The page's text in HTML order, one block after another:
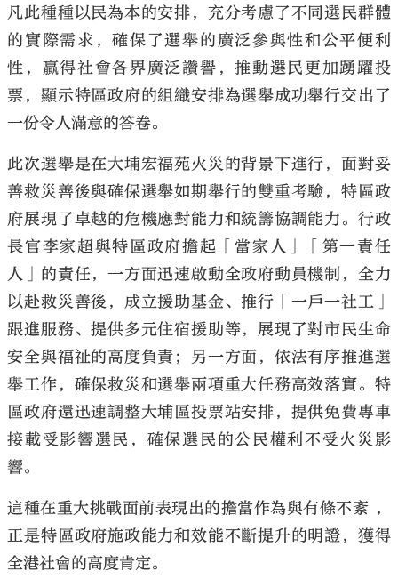
凡此種種以民為本的安排，充分考慮了不同選民群體
的實際需求，確保了選舉的廣泛參與性和公平便利
性，贏得社會各界廣泛讚譽，推動選民更加踴躍投
票，顯示特區政府的組織安排為選舉成功舉行交出了
一份令人滿意的答卷。
此次選舉是在大埔宏福苑火災的背景下進行，面對妥
善救災善後與確保選舉如期舉行的雙重考驗，特區政
府展現了卓越的危機應對能力和統籌協調能力。行政
長官李家超與特區政府擔起「當家人」「第一責任
人」的責任，一方面迅速啟動全政府動員機制，全力
以赴救災善後，成立援助基金、推行「一戶一社工」
跟進服務、提供多元住宿援助等，展現了對市民生命
安全與福祉的高度負責；另一方面，依法有序推進選
舉工作，確保救災和選舉兩項重大任務高效落實。特
區政府還迅速調整大埔區投票站安排，提供免費專車
接載受影響選民，確保選民的公民權利不受火災影
響。
這種在重大挑戰面前表現出的擔當作為與有條不紊 ，
正是特區政府施政能力和效能不斷提升的明證，獲得
全港社會的高度肯定。